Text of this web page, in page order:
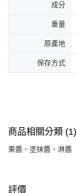
成分
重量
原產地
保存方式
商品相關分類 (1)
果醬、塗抹醬、淋醬
評價